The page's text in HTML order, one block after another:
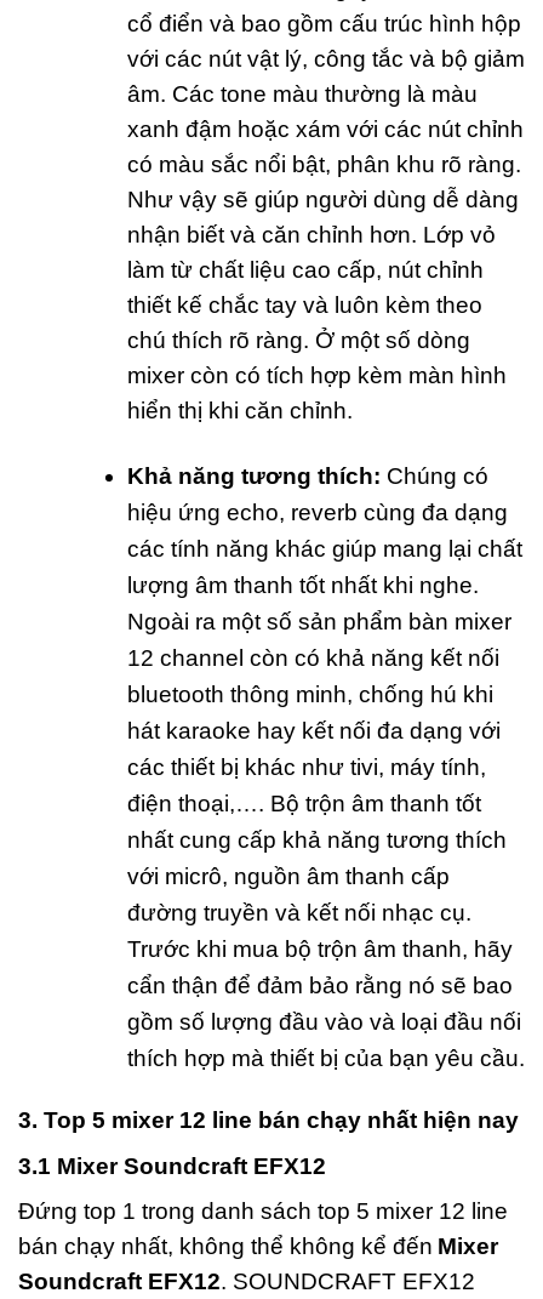
cổ điển và bao gồm cấu trúc hình hộp
với các nút vật lý, công tắc và bộ giảm
âm. Các tone màu thường là màu
xanh đậm hoặc xám với các nút chỉnh
có màu sắc nổi bật, phân khu rõ ràng.
Như vậy sẽ giúp người dùng dễ dàng
nhận biết và căn chỉnh hơn. Lớp vỏ
làm từ chất liệu cao cấp, nút chỉnh
thiết kế chắc tay và luôn kèm theo
chú thích rõ ràng. Ở một số dòng
mixer còn có tích hợp kèm màn hình
hiển thị khi căn chỉnh.
Khả năng tương thích: Chúng có
hiệu ứng echo, reverb cùng đa dạng
các tính năng khác giúp mang lại chất
lượng âm thanh tốt nhất khi nghe.
Ngoài ra một số sản phẩm bàn mixer
12 channel còn có khả năng kết nối
bluetooth thông minh, chống hú khi
hát karaoke hay kết nối đa dạng với
các thiết bị khác như tivi, máy tính,
điện thoại,…. Bộ trộn âm thanh tốt
nhất cung cấp khả năng tương thích
với micrô, nguồn âm thanh cấp
đường truyền và kết nối nhạc cụ.
Trước khi mua bộ trộn âm thanh, hãy
cẩn thận để đảm bảo rằng nó sẽ bao
gồm số lượng đầu vào và loại đầu nối
thích hợp mà thiết bị của bạn yêu cầu.
3. Top 5 mixer 12 line bán chạy nhất hiện nay
3.1 Mixer Soundcraft EFX12
Đứng top 1 trong danh sách top 5 mixer 12 line
bán chạy nhất, không thể không kể đến Mixer
Soundcraft EFX12. SOUNDCRAFT EFX12